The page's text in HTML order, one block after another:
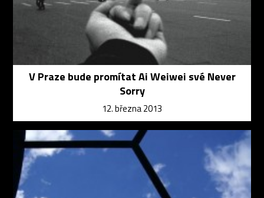
V Praze bude promítat Ai Weiwei své Never
Sorry
12. března 2013